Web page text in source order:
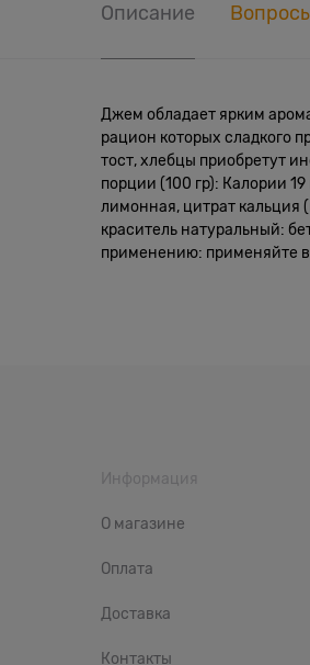
Описание
Джем обладает ярким
рацион которых сладкого
тост, хлебцы приобретут
порции (100 гр): Калории
лимонная, цитрат кальция
краситель натуральный:
применению: применяйте
Информация
О магазине
Оплата
Доставка
Контакты